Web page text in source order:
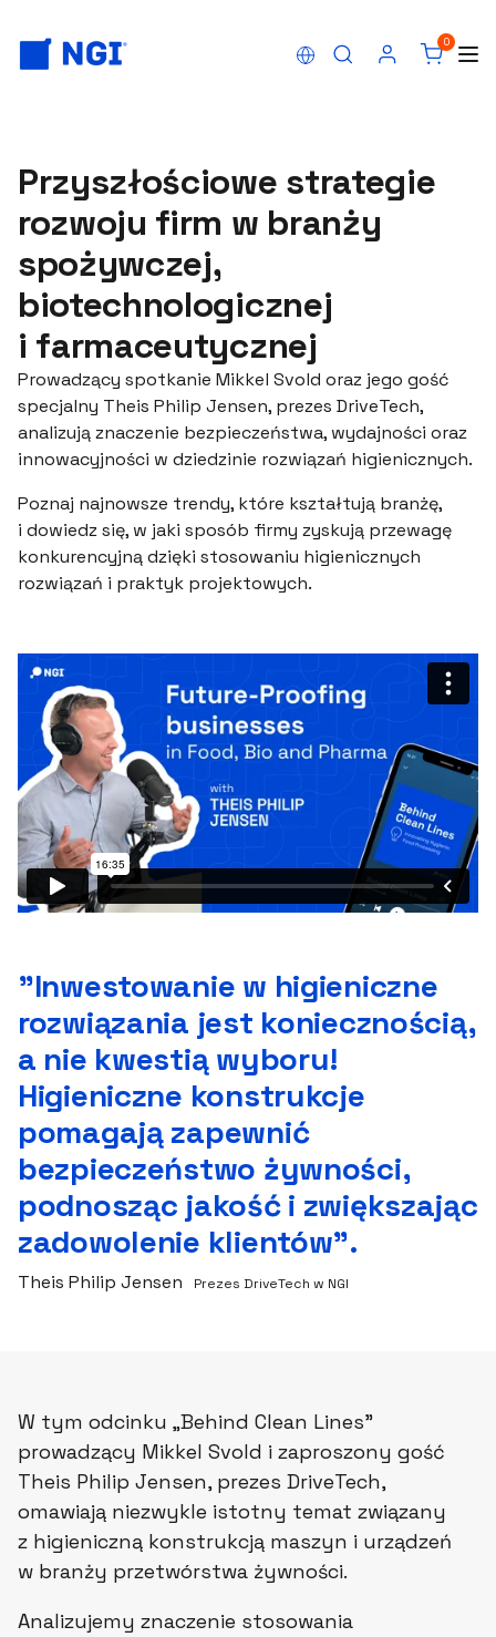
0
Przyszłościowe strategie
rozwoju firm w branży
spożywczej,
biotechnologicznej
i farmaceutycznej
Prowadzący spotkanie Mikkel Svold oraz jego gość
specjalny Theis Philip Jensen, prezes DriveTech,
analizują znaczenie bezpieczeństwa, wydajności oraz
innowacyjności w dziedzinie rozwiązań higienicznych.
Poznaj najnowsze trendy, które kształtują branżę,
i dowiedz się, w jaki sposób firmy zyskują przewagę
konkurencyjną dzięki stosowaniu higienicznych
rozwiązań i praktyk projektowych.
”Inwestowanie w higieniczne
rozwiązania jest koniecznością,
a nie kwestią wyboru!
Higieniczne konstrukcje
pomagają zapewnić
bezpieczeństwo żywności,
podnosząc jakość i zwiększając
zadowolenie klientów”.
Theis Philip Jensen Prezes DriveTech w NGI
W tym odcinku „Behind Clean Lines”
prowadzący Mikkel Svold i zaproszony gość
Theis Philip Jensen, prezes DriveTech,
omawiają niezwykle istotny temat związany
z higieniczną konstrukcją maszyn i urządzeń
w branży przetwórstwa żywności.
Analizujemy znaczenie stosowania